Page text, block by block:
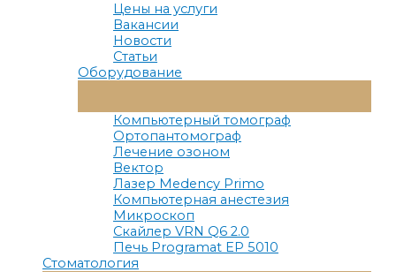
Цены на услуги
Вакансии
Новости
Статьи
Оборудование
Меню
Компьютерный томограф
Ортопантомограф
Лечение озоном
Вектор
Лазер Medency Primo
Компьютерная анестезия
Микроскоп
Скайлер VRN Q6 2.0
Печь Programat EP 5010
Стоматология